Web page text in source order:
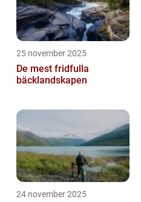
25 november 2025
De mest fridfulla
bäcklandskapen
24 november 2025